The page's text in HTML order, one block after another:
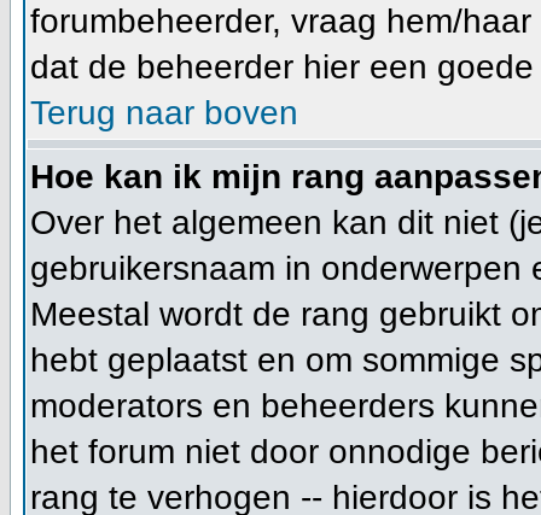
forumbeheerder, vraag hem/
dat de beheerder hier een
Terug naar boven
Hoe kan ik mijn rang
Over het algemeen kan dit niet
gebruikersnaam in
Meestal wordt de rang gebruikt
hebt geplaatst en om sommige
moderators en beheerders
het forum niet door onnodige
rang te verhogen -- hierdoor is